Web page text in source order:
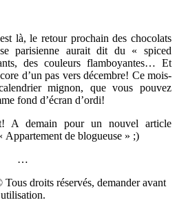
là, le retour prochain des chocolats
parisienne aurait dit du « spiced
des couleurs flamboyantes… Et
d’un pas vers décembre! Ce mois-
mignon, que vous pouvez
fond d’écran d’ordi!
A demain pour un nouvel article
Appartement de blogueuse » ;)
…
droits réservés, demander avant
utilisation.